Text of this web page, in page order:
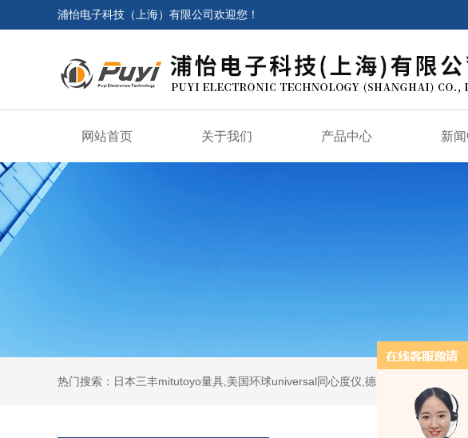
浦怡电子科技（上海）有限公司欢迎您！
网站首页 关于我们 产品中心 新